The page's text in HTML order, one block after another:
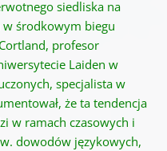
siedliska na
w środkowym biegu
profesor
Laiden w
specjalista w
że ta tendencja
w ramach czasowych i
dowodów językowych,